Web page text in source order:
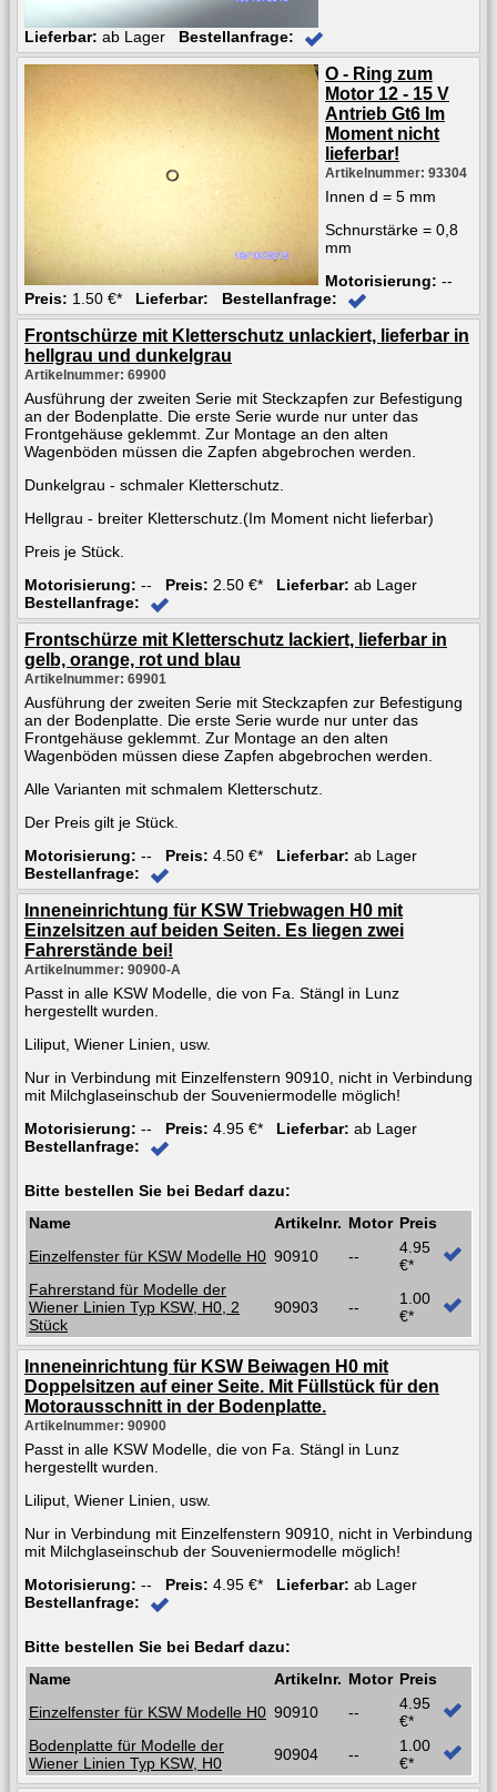
Lieferbar: ab Lager Bestellanfrage:
O - Ring zum
Motor 12 - 15 V
Antrieb Gt6 Im
Moment nicht
lieferbar!
Artikelnummer: 93304
Innen d = 5 mm
Schnurstärke = 0,8
mm
Motorisierung: --
Preis: 1.50 €* Lieferbar: Bestellanfrage:
Frontschürze mit Kletterschutz unlackiert, lieferbar in
hellgrau und dunkelgrau
Artikelnummer: 69900
Ausführung der zweiten Serie mit Steckzapfen zur Befestigung
an der Bodenplatte. Die erste Serie wurde nur unter das
Frontgehäuse geklemmt. Zur Montage an den alten
Wagenböden müssen die Zapfen abgebrochen werden.
Dunkelgrau - schmaler Kletterschutz.
Hellgrau - breiter Kletterschutz.(Im Moment nicht lieferbar)
Preis je Stück.
Motorisierung: -- Preis: 2.50 €* Lieferbar: ab Lager
Bestellanfrage:
Frontschürze mit Kletterschutz lackiert, lieferbar in
gelb, orange, rot und blau
Artikelnummer: 69901
Ausführung der zweiten Serie mit Steckzapfen zur Befestigung
an der Bodenplatte. Die erste Serie wurde nur unter das
Frontgehäuse geklemmt. Zur Montage an den alten
Wagenböden müssen diese Zapfen abgebrochen werden.
Alle Varianten mit schmalem Kletterschutz.
Der Preis gilt je Stück.
Motorisierung: -- Preis: 4.50 €* Lieferbar: ab Lager
Bestellanfrage:
Inneneinrichtung für KSW Triebwagen H0 mit
Einzelsitzen auf beiden Seiten. Es liegen zwei
Fahrerstände bei!
Artikelnummer: 90900-A
Passt in alle KSW Modelle, die von Fa. Stängl in Lunz
hergestellt wurden.
Liliput, Wiener Linien, usw.
Nur in Verbindung mit Einzelfenstern 90910, nicht in Verbindung
mit Milchglaseinschub der Souveniermodelle möglich!
Motorisierung: -- Preis: 4.95 €* Lieferbar: ab Lager
Bestellanfrage:
Bitte bestellen Sie bei Bedarf dazu:
Name
Artikelnr. Motor Preis
Einzelfenster für KSW Modelle H0 90910 --
4.95
€*
Fahrerstand für Modelle der
Wiener Linien Typ KSW, H0, 2
Stück
90903 --
1.00
€*
Inneneinrichtung für KSW Beiwagen H0 mit
Doppelsitzen auf einer Seite. Mit Füllstück für den
Motorausschnitt in der Bodenplatte.
Artikelnummer: 90900
Passt in alle KSW Modelle, die von Fa. Stängl in Lunz
hergestellt wurden.
Liliput, Wiener Linien, usw.
Nur in Verbindung mit Einzelfenstern 90910, nicht in Verbindung
mit Milchglaseinschub der Souveniermodelle möglich!
Motorisierung: -- Preis: 4.95 €* Lieferbar: ab Lager
Bestellanfrage:
Bitte bestellen Sie bei Bedarf dazu:
Name
Artikelnr. Motor Preis
Einzelfenster für KSW Modelle H0 90910 --
4.95
€*
Bodenplatte für Modelle der
Wiener Linien Typ KSW, H0
90904 --
1.00
€*